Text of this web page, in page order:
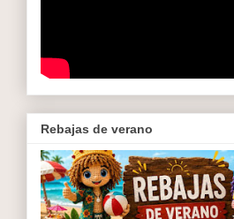
Rebajas de verano